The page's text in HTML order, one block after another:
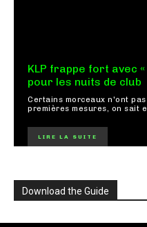
KLP frappe fort avec
pour les nuits de club
Certains morceaux n'ont
premières mesures, on sait
LIRE LA SUITE
Download the Guide